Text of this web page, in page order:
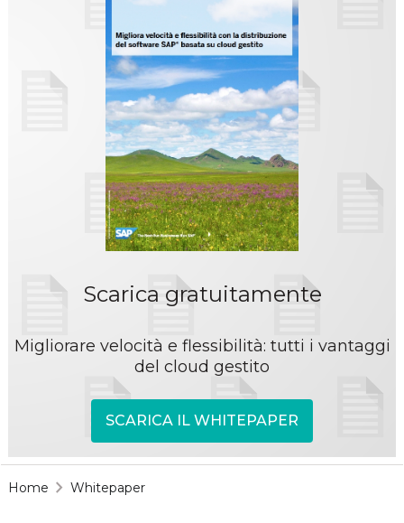
Scarica gratuitamente
Migliorare velocità e flessibilità: tutti i vantaggi
del cloud gestito
SCARICA IL WHITEPAPER
Home Whitepaper